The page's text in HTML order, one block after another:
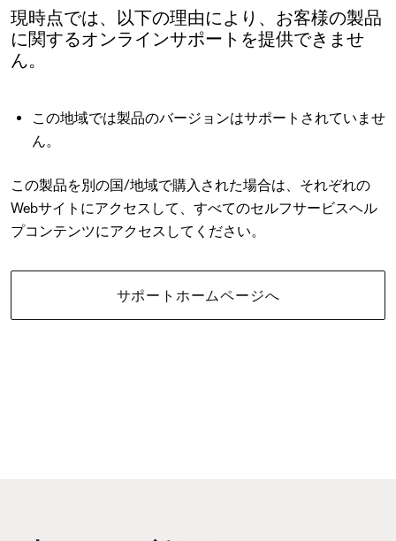
現時点では、以下の理由により、お客様の製品
に関するオンラインサポートを提供できませ
ん。
この地域では製品のバージョンはサポートされていませ
ん。
この製品を別の国/地域で購入された場合は、それぞれの
Webサイトにアクセスして、すべてのセルフサービスヘル
プコンテンツにアクセスしてください。
サポートホームページへ